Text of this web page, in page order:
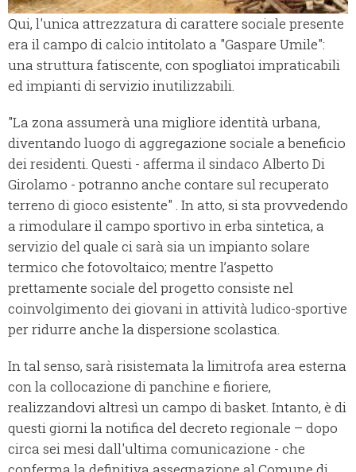
Qui, l'unica attrezzatura di carattere sociale presente
era il campo di calcio intitolato a "Gaspare Umile":
una struttura fatiscente, con spogliatoi impraticabili
ed impianti di servizio inutilizzabili.
"La zona assumerà una migliore identità urbana,
diventando luogo di aggregazione sociale a beneficio
dei residenti. Questi - afferma il sindaco Alberto Di
Girolamo - potranno anche contare sul recuperato
terreno di gioco esistente" . In atto, si sta provvedendo
a rimodulare il campo sportivo in erba sintetica, a
servizio del quale ci sarà sia un impianto solare
termico che fotovoltaico; mentre l’aspetto
prettamente sociale del progetto consiste nel
coinvolgimento dei giovani in attività ludico-sportive
per ridurre anche la dispersione scolastica.
In tal senso, sarà risistemata la limitrofa area esterna
con la collocazione di panchine e fioriere,
realizzandovi altresì un campo di basket. Intanto, è di
questi giorni la notifica del decreto regionale – dopo
circa sei mesi dall'ultima comunicazione - che